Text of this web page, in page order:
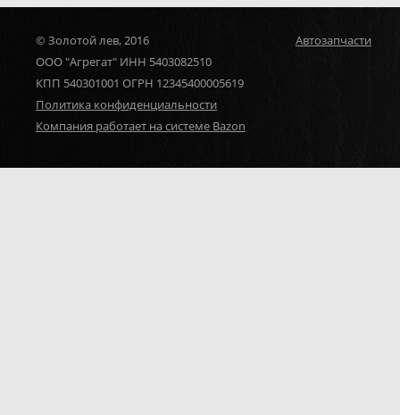
© Золотой лев, 2016
ООО "Агрегат" ИНН 5403082510
КПП 540301001 ОГРН 12345400005619
Политика конфиденциальности
Компания работает на системе Bazon
Автозапчасти